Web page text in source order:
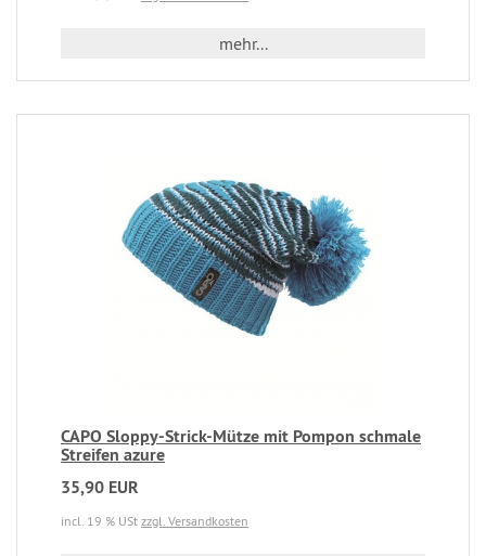
mehr...
CAPO Sloppy-Strick-Mütze mit Pompon schmale
Streifen azure
35,90 EUR
incl. 19 % USt zzgl. Versandkosten